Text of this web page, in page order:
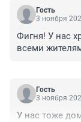
Гость
3 ноября
Фигня! У нас
всеми
Гость
3 ноября
У нас тоже